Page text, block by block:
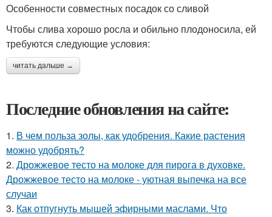
Особенности совместных посадок со сливой
Чтобы слива хорошо росла и обильно плодоносила, ей
требуются следующие условия:
читать дальше →
Последние обновления на сайте:
1. В чем польза золы, как удобрения. Какие растения
можно удобрять?
2. Дрожжевое тесто на молоке для пирога в духовке.
Дрожжевое тесто на молоке - уютная выпечка на все
случаи
3. Как отпугнуть мышей эфирными маслами. Что